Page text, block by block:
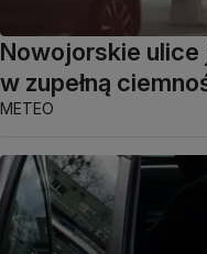
Nowojorskie ulice
w zupełną
METEO